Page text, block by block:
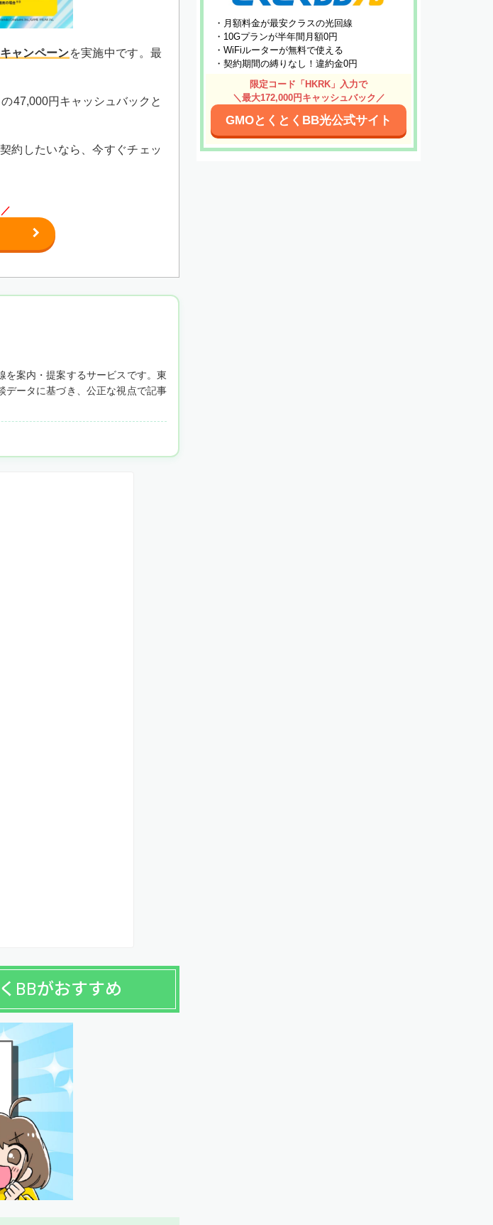
ャンペーンを実施中です。最
47,000円キャッシュバックと
約したいなら、今すぐチェッ
を案内・提案するサービスです。東
データに基づき、公正な視点で記事
BBがおすすめ
・月額料金が最安クラスの光回線
・10Gプランが半年間月額0円
・WiFiルーターが無料で使える
・契約期間の縛りなし！違約金0円
限定コード「HKRK」入力で
＼最大172,000円キャッシュバック／
GMOとくとくBB光公式サイト